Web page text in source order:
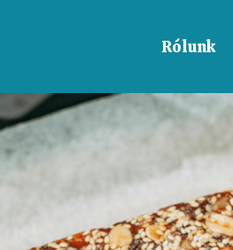
Rólunk